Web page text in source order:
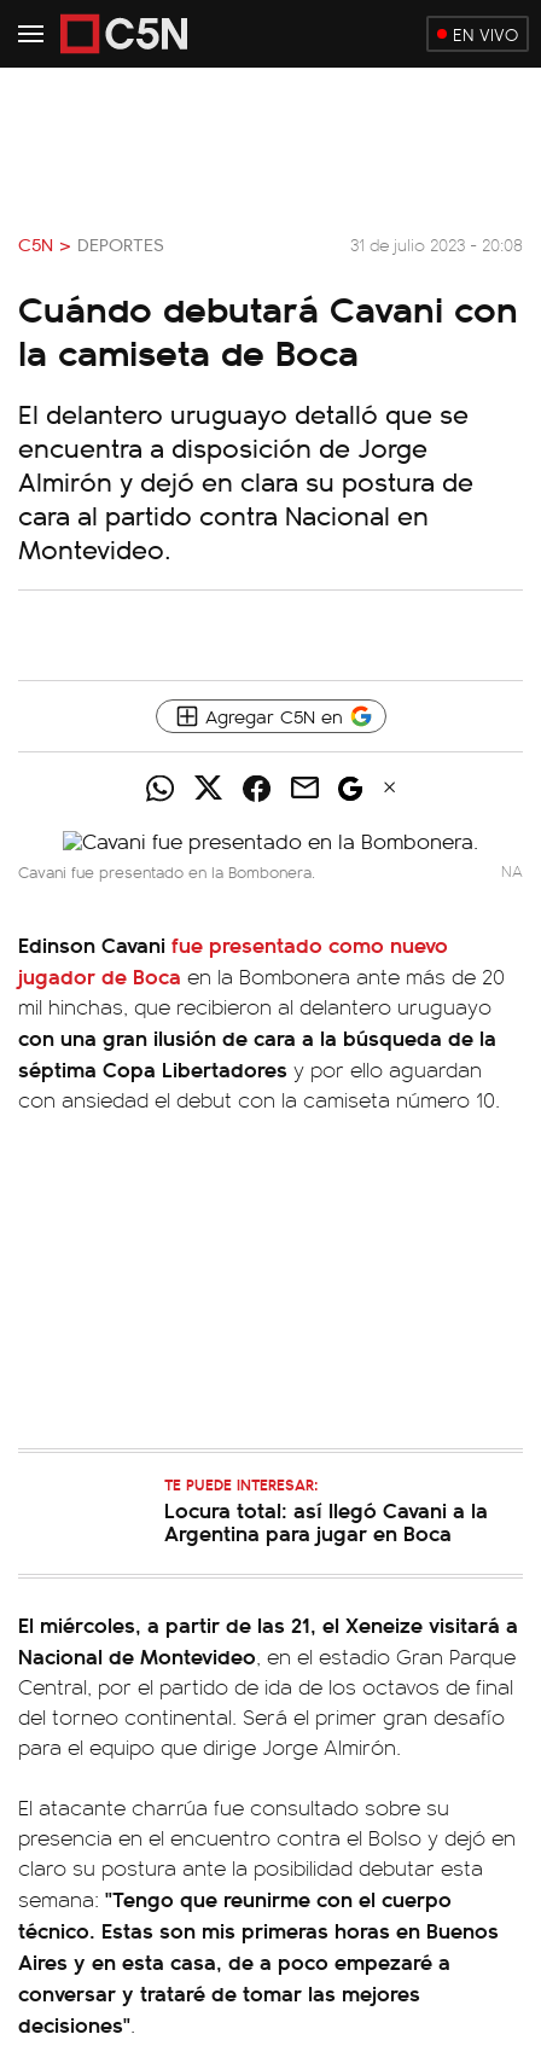
EN VIVO
C5N > DEPORTES 31 de julio 2023 - 20:08
Cuándo debutará Cavani con
la camiseta de Boca
El delantero uruguayo detalló que se
encuentra a disposición de Jorge
Almirón y dejó en clara su postura de
cara al partido contra Nacional en
Montevideo.
Agregar C5N en
Cavani fue presentado en la Bombonera. NA
Edinson Cavani fue presentado como nuevo
jugador de Boca en la Bombonera ante más de 20
mil hinchas, que recibieron al delantero uruguayo
con una gran ilusión de cara a la búsqueda de la
séptima Copa Libertadores y por ello aguardan
con ansiedad el debut con la camiseta número 10.
TE PUEDE INTERESAR:
Locura total: así llegó Cavani a la
Argentina para jugar en Boca
El miércoles, a partir de las 21, el Xeneize visitará a
Nacional de Montevideo, en el estadio Gran Parque
Central, por el partido de ida de los octavos de final
del torneo continental. Será el primer gran desafío
para el equipo que dirige Jorge Almirón.
El atacante charrúa fue consultado sobre su
presencia en el encuentro contra el Bolso y dejó en
claro su postura ante la posibilidad debutar esta
semana: "Tengo que reunirme con el cuerpo
técnico. Estas son mis primeras horas en Buenos
Aires y en esta casa, de a poco empezaré a
conversar y trataré de tomar las mejores
decisiones".